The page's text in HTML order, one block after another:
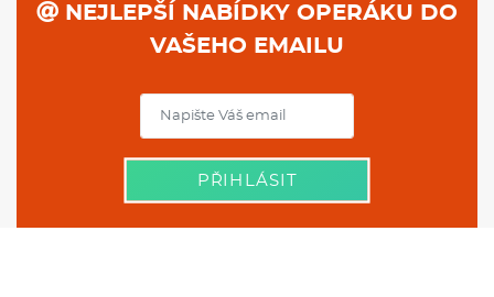
NEJLEPŠÍ NABÍDKY OPERÁKU DO
VAŠEHO EMAILU
PŘIHLÁSIT